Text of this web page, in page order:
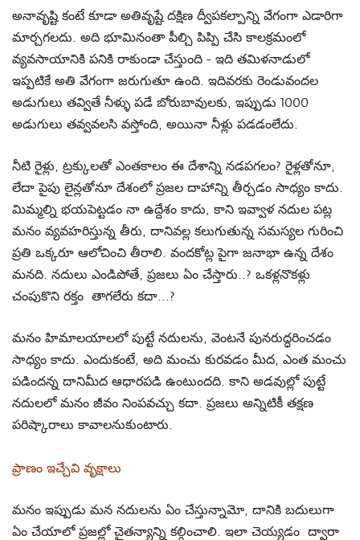
అనావృష్టి కంటే కూడా అతివృష్టే దక్షిణ ద్వీపకల్పాన్ని వేగంగా ఎడారిగా
మార్చగలదు. అది భూమినంతా పీల్చి పిప్పి చేసి కాలక్రమంలో
వ్యవసాయానికి పనికి రాకుండా చేస్తుంది - ఇది తమిళనాడులో
ఇప్పటికే అతి వేగంగా జరుగుతూ ఉంది. ఇదివరకు రెండువందల
అడుగులు తవ్వితే నీళ్ళు పడే బోరుబావులకు, ఇప్పుడు 1000
అడుగులు తవ్వవలసి వస్తోంది, అయినా నీళ్లు పడడంలేదు.
నీటి రైళ్లు, ట్రక్కులతో ఎంతకాలం ఈ దేశాన్ని నడపగలం? రైళ్లతోనూ,
లేదా పైపు లైన్లతోనూ దేశంలో ప్రజల దాహాన్ని తీర్చడం సాధ్యం కాదు.
మిమ్మల్ని భయపెట్టడం నా ఉద్దేశం కాదు, కాని ఇవ్వాళ నదుల పట్ల
మనం వ్యవహరిస్తున్న తీరు, దానివల్ల కలుగుతున్న సమస్యల గురించి
ప్రతి ఒక్కరూ ఆలోచించి తీరాలి. వందకోట్ల పైగా జనాభా ఉన్న దేశం
మనది. నదులు ఎండిపోతే, ప్రజలు ఏం చేస్తారు..? ఒకళ్లనొకళ్లు
చంపుకొని రక్తం తాగలేరు కదా...?
మనం హిమాలయాలలో పుట్టే నదులను, వెంటనే పునరుద్ధరించడం
సాధ్యం కాదు. ఎందుకంటే, అది మంచు కురవడం మీద, ఎంత మంచు
పడిందన్న దానిమీద ఆధారపడి ఉంటుందది. కాని అడవుల్లో పుట్టే
నదులలో మనం జీవం నింపవచ్చు కదా. ప్రజలు అన్నిటికీ తక్షణ
పరిష్కారాలు కావాలనుకుంటారు.
ప్రాణం ఇచ్చేవి వృక్షాలు
మనం ఇప్పుడు మన నదులను ఏం చేస్తున్నామో, దానికి బదులుగా
ఏం చేయాలో ప్రజల్లో చైతన్యాన్ని కల్గించాలి. ఇలా చెయ్యడం ద్వారా